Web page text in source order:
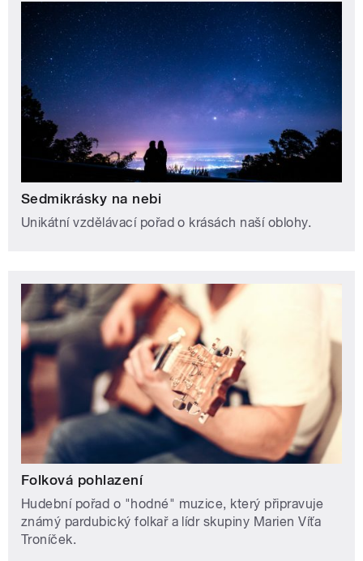
Sedmikrásky na nebi
Unikátní vzdělávací pořad o krásách naší oblohy.
Folková pohlazení
Hudební pořad o "hodné" muzice, který připravuje
známý pardubický folkař a lídr skupiny Marien Víťa
Troníček.